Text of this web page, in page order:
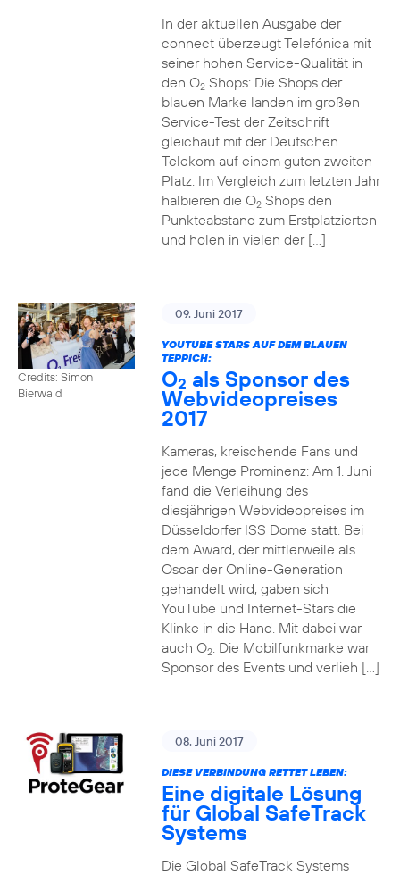
In der aktuellen Ausgabe der
connect überzeugt Telefónica mit
seiner hohen Service-Qualität in
den O2Shops: Die Shops der
blauen Marke landen im großen
Service-Test der Zeitschrift
gleichauf mit der Deutschen
Telekom auf einem guten zweiten
Platz. Im Vergleich zum letzten Jahr
halbieren die O2Shops den
Punkteabstand zum Erstplatzierten
und holen in vielen der […]
Credits: Simon
Bierwald
09. Juni 2017
YOUTUBE STARS AUF DEM BLAUEN
TEPPICH:
O2 als Sponsor des
Webvideopreises
2017
Kameras, kreischende Fans und
jede Menge Prominenz: Am 1. Juni
fand die Verleihung des
diesjährigen Webvideopreises im
Düsseldorfer ISS Dome statt. Bei
dem Award, der mittlerweile als
Oscar der Online-Generation
gehandelt wird, gaben sich
YouTube und Internet-Stars die
Klinke in die Hand. Mit dabei war
auch O2: Die Mobilfunkmarke war
Sponsor des Events und verlieh […]
08. Juni 2017
DIESE VERBINDUNG RETTET LEBEN:
Eine digitale Lösung
für Global SafeTrack
Systems
Die Global SafeTrack Systems